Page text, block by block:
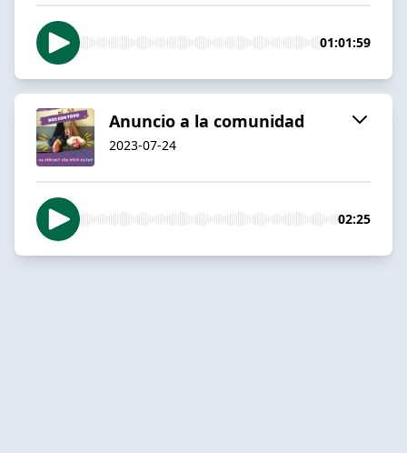
01:01:59
Anuncio a la comunidad
2023-07-24
02:25